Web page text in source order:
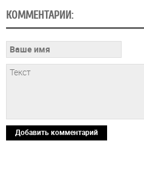
КОММЕНТАРИИ:
Добавить комментарий